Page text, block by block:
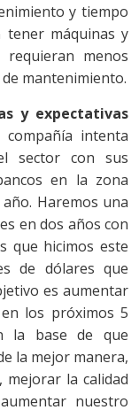
y tiempo
tener máquinas y
menos
mantenimiento.
y expectativas
intenta
sector con sus
en la zona
Haremos una
en dos años con
que hicimos este
de dólares que
es aumentar
los próximos 5
la base de que
la mejor manera,
la calidad
nuestro